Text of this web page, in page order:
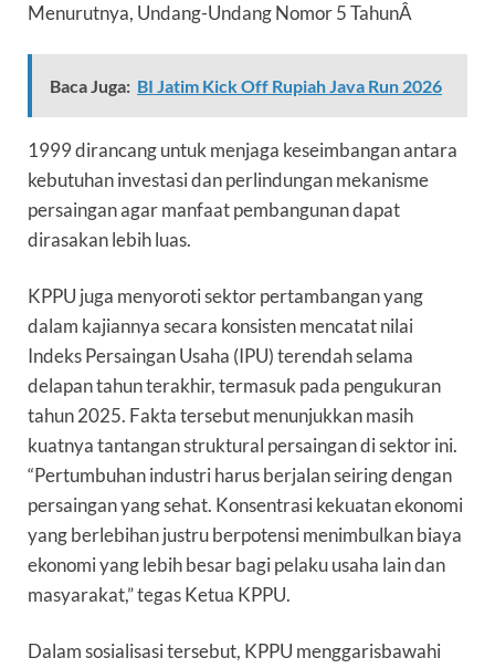
Menurutnya, Undang-Undang Nomor 5 TahunÂ
Baca Juga: BI Jatim Kick Off Rupiah Java Run 2026
1999 dirancang untuk menjaga keseimbangan antara
kebutuhan investasi dan perlindungan mekanisme
persaingan agar manfaat pembangunan dapat
dirasakan lebih luas.
KPPU juga menyoroti sektor pertambangan yang
dalam kajiannya secara konsisten mencatat nilai
Indeks Persaingan Usaha (IPU) terendah selama
delapan tahun terakhir, termasuk pada pengukuran
tahun 2025. Fakta tersebut menunjukkan masih
kuatnya tantangan struktural persaingan di sektor ini.
“Pertumbuhan industri harus berjalan seiring dengan
persaingan yang sehat. Konsentrasi kekuatan ekonomi
yang berlebihan justru berpotensi menimbulkan biaya
ekonomi yang lebih besar bagi pelaku usaha lain dan
masyarakat,” tegas Ketua KPPU.
Dalam sosialisasi tersebut, KPPU menggarisbawahi